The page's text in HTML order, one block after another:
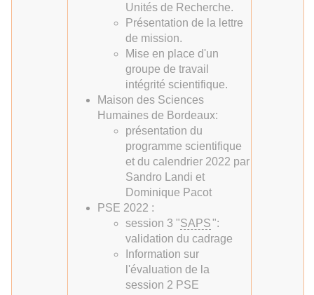
Unités de Recherche.
Présentation de la lettre
de mission.
Mise en place d'un
groupe de travail
intégrité scientifique.
Maison des Sciences
Humaines de Bordeaux:
présentation du
programme scientifique
et du calendrier 2022 par
Sandro Landi et
Dominique Pacot
PSE 2022 :
session 3 "SAPS":
validation du cadrage
Information sur
l'évaluation de la
session 2 PSE